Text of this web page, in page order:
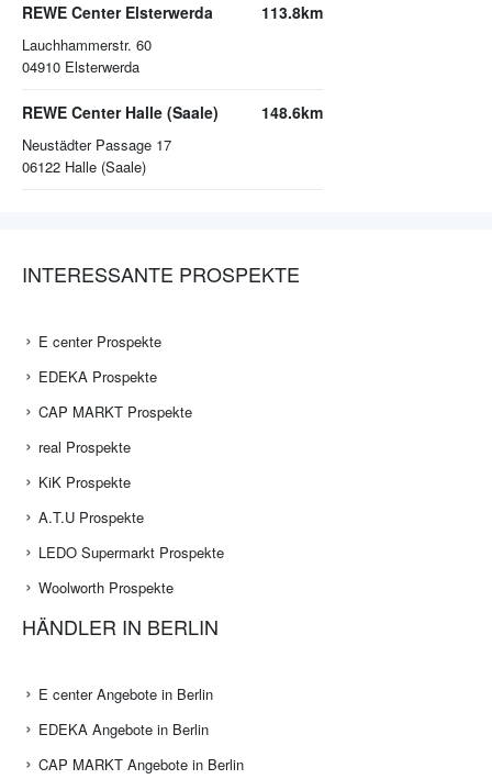
REWE Center Elsterwerda
Lauchhammerstr. 60
04910 Elsterwerda
113.8km
REWE Center Halle (Saale)
Neustädter Passage 17
06122 Halle (Saale)
148.6km
INTERESSANTE PROSPEKTE
E center Prospekte
EDEKA Prospekte
CAP MARKT Prospekte
real Prospekte
KiK Prospekte
A.T.U Prospekte
LEDO Supermarkt Prospekte
Woolworth Prospekte
HÄNDLER IN BERLIN
E center Angebote in Berlin
EDEKA Angebote in Berlin
CAP MARKT Angebote in Berlin